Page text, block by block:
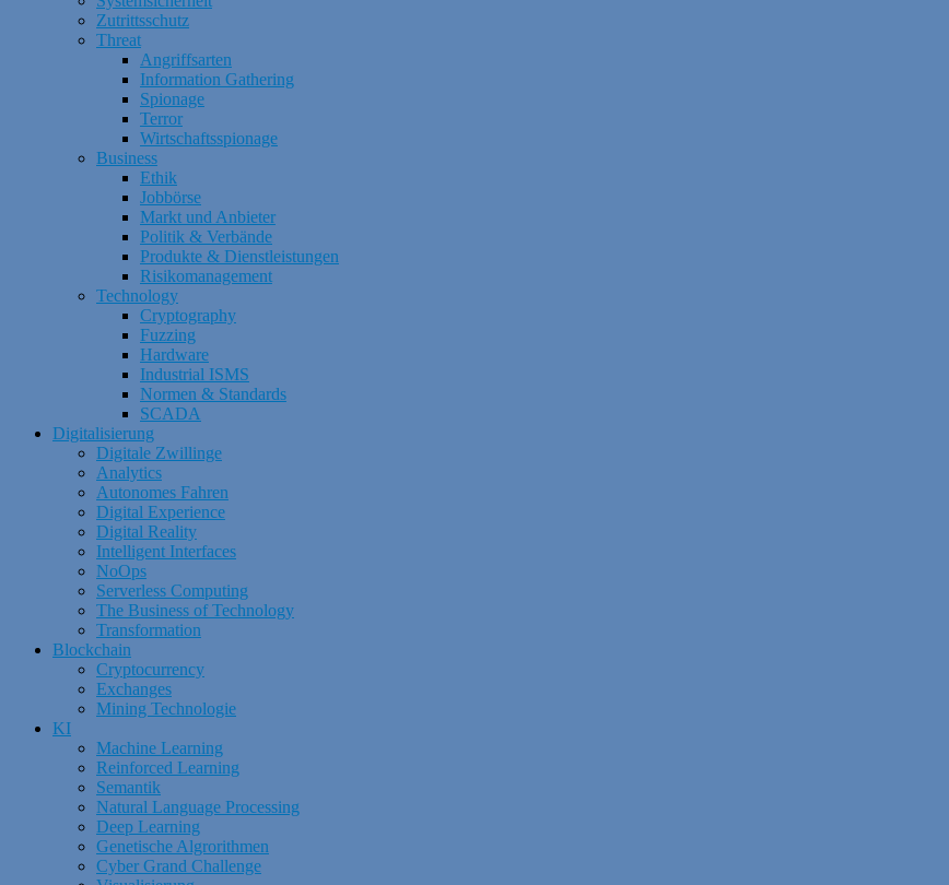
Zutrittsschutz
Threat
Angriffsarten
Information Gathering
Spionage
Terror
Wirtschaftsspionage
Business
Ethik
Jobbörse
Markt und Anbieter
Politik & Verbände
Produkte & Dienstleistungen
Risikomanagement
Technology
Cryptography
Fuzzing
Hardware
Industrial ISMS
Normen & Standards
SCADA
Digitalisierung
Digitale Zwillinge
Analytics
Autonomes Fahren
Digital Experience
Digital Reality
Intelligent Interfaces
NoOps
Serverless Computing
The Business of Technology
Transformation
Blockchain
Cryptocurrency
Exchanges
Mining Technologie
KI
Machine Learning
Reinforced Learning
Semantik
Natural Language Processing
Deep Learning
Genetische Algrorithmen
Cyber Grand Challenge